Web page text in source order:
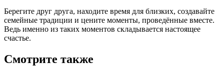
Берегите друг друга, находите время для близких, создавайте
семейные традиции и цените моменты, проведённые вместе.
Ведь именно из таких моментов складывается настоящее
счастье.
Смотрите также